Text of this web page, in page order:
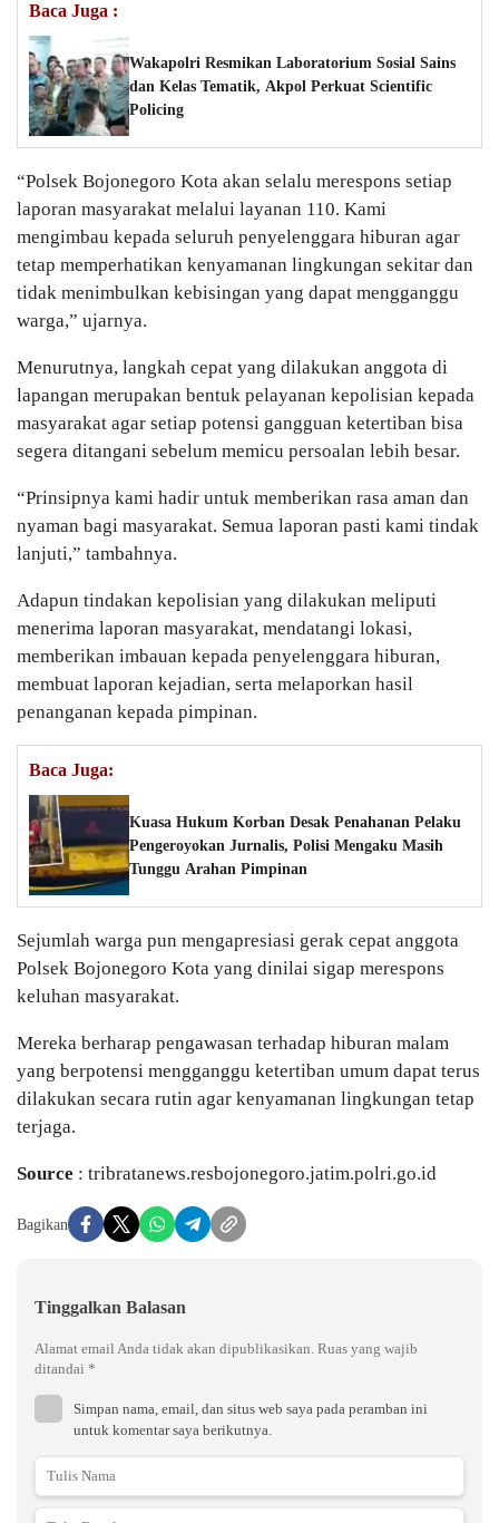
Baca Juga :
Wakapolri Resmikan Laboratorium Sosial Sains
dan Kelas Tematik, Akpol Perkuat Scientific
Policing
“Polsek Bojonegoro Kota akan selalu merespons setiap
laporan masyarakat melalui layanan 110. Kami
mengimbau kepada seluruh penyelenggara hiburan agar
tetap memperhatikan kenyamanan lingkungan sekitar dan
tidak menimbulkan kebisingan yang dapat mengganggu
warga,” ujarnya.
Menurutnya, langkah cepat yang dilakukan anggota di
lapangan merupakan bentuk pelayanan kepolisian kepada
masyarakat agar setiap potensi gangguan ketertiban bisa
segera ditangani sebelum memicu persoalan lebih besar.
“Prinsipnya kami hadir untuk memberikan rasa aman dan
nyaman bagi masyarakat. Semua laporan pasti kami tindak
lanjuti,” tambahnya.
Adapun tindakan kepolisian yang dilakukan meliputi
menerima laporan masyarakat, mendatangi lokasi,
memberikan imbauan kepada penyelenggara hiburan,
membuat laporan kejadian, serta melaporkan hasil
penanganan kepada pimpinan.
Baca Juga:
Kuasa Hukum Korban Desak Penahanan Pelaku
Pengeroyokan Jurnalis, Polisi Mengaku Masih
Tunggu Arahan Pimpinan
Sejumlah warga pun mengapresiasi gerak cepat anggota
Polsek Bojonegoro Kota yang dinilai sigap merespons
keluhan masyarakat.
Mereka berharap pengawasan terhadap hiburan malam
yang berpotensi mengganggu ketertiban umum dapat terus
dilakukan secara rutin agar kenyamanan lingkungan tetap
terjaga.
Source : tribratanews.resbojonegoro.jatim.polri.go.id
Bagikan
Tinggalkan Balasan
Alamat email Anda tidak akan dipublikasikan. Ruas yang wajib
ditandai *
Simpan nama, email, dan situs web saya pada peramban ini
untuk komentar saya berikutnya.